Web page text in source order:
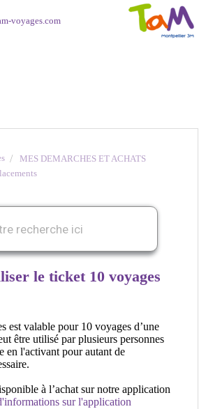
voyages.com
MES DEMARCHES ET ACHATS
le ticket 10 voyages
est valable pour 10 voyages d’une
être utilisé par plusieurs personnes
en l'activant pour autant de
à l’achat sur notre application
sur l'application